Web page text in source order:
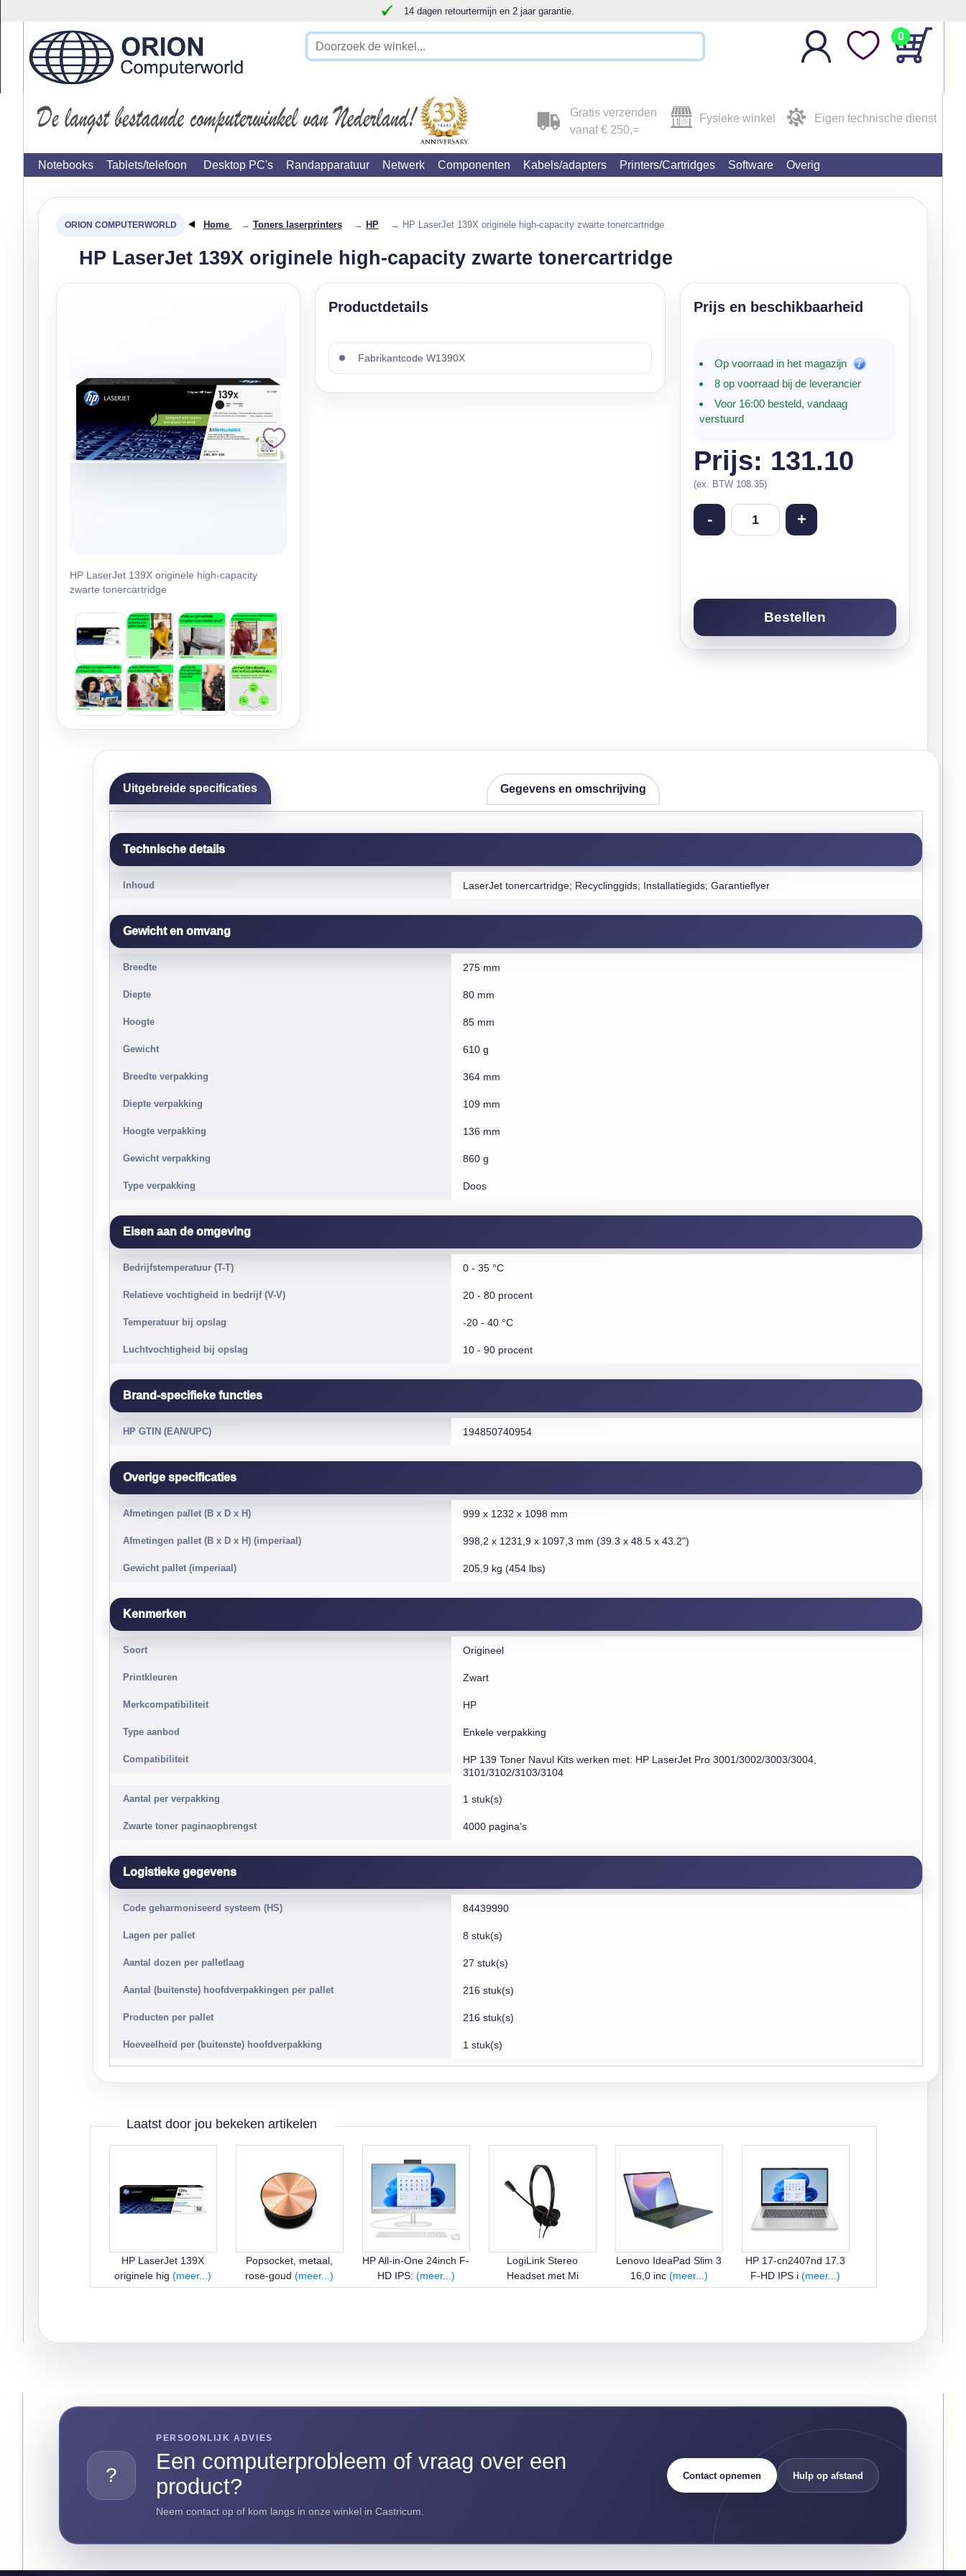
Klantbeoordelingen 4.9/5
!!!!! LET OP!!! WIJ ZIJN VERHUISD !!!!! 0
Gratis verzenden
vanaf € 250,=
Fysieke winkel Eigen technische dienst
Notebooks Tablets/telefoon Desktop PC's Randapparatuur Netwerk Componenten Kabels/adapters Printers/Cartridges Software Overig
Home → Toners laserprinters → HP → HP LaserJet 139X originele high-capacity zwarte tonercartridge
HP LaserJet 139X originele high-capacity zwarte tonercartridge
HP LaserJet 139X originele high-capacity
zwarte tonercartridge
Fabrikantcode W1390X
Op voorraad in het magazijn
8 op voorraad bij de leverancier
Voor 16:00 besteld, vandaag
verstuurd
Prijs: 131.10
(ex. BTW 108.35)
- +
Bestellen
Uitgebreide specificaties Gegevens en omschrijving
Technische details
Inhoud LaserJet tonercartridge; Recyclinggids; Installatiegids; Garantieflyer
Gewicht en omvang
Breedte 275 mm
Diepte 80 mm
Hoogte 85 mm
Gewicht 610 g
Breedte verpakking 364 mm
Diepte verpakking 109 mm
Hoogte verpakking 136 mm
Gewicht verpakking 860 g
Type verpakking Doos
Eisen aan de omgeving
Bedrijfstemperatuur (T-T) 0 - 35 °C
Relatieve vochtigheid in bedrijf (V-V) 20 - 80 procent
Temperatuur bij opslag -20 - 40 °C
Luchtvochtigheid bij opslag 10 - 90 procent
Brand-specifieke functies
HP GTIN (EAN/UPC) 194850740954
Overige specificaties
Afmetingen pallet (B x D x H) 999 x 1232 x 1098 mm
Afmetingen pallet (B x D x H) (imperiaal) 998,2 x 1231,9 x 1097,3 mm (39.3 x 48.5 x 43.2")
Gewicht pallet (imperiaal) 205,9 kg (454 lbs)
Kenmerken
Soort Origineel
Printkleuren Zwart
Merkcompatibiliteit HP
Type aanbod Enkele verpakking
Compatibiliteit
HP 139 Toner Navul Kits werken met: HP LaserJet Pro 3001/3002/3003/3004,
3101/3102/3103/3104
Aantal per verpakking 1 stuk(s)
Zwarte toner paginaopbrengst 4000 pagina's
Logistieke gegevens
Code geharmoniseerd systeem (HS) 84439990
Lagen per pallet 8 stuk(s)
Aantal dozen per palletlaag 27 stuk(s)
Aantal (buitenste) hoofdverpakkingen per pallet 216 stuk(s)
Producten per pallet 216 stuk(s)
Hoeveelheid per (buitenste) hoofdverpakking 1 stuk(s)
Laatst door jou bekeken artikelen
HP LaserJet 139X
originele hig (meer...)
Popsocket, metaal,
rose-goud (meer...)
HP All-in-One 24inch F-
HD IPS: (meer...)
LogiLink Stereo
Headset met Mi
(meer...)
Lenovo IdeaPad Slim 3
16,0 inc (meer...)
HP 17-cn2407nd 17.3
F-HD IPS i (meer...)
?
PERSOONLIJK ADVIES
Een computerprobleem of vraag over een
product?
Neem contact op of kom langs in onze winkel in Castricum.
Contact opnemen Hulp op afstand